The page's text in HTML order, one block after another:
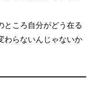
ところ自分がどう在る
わらないんじゃないか